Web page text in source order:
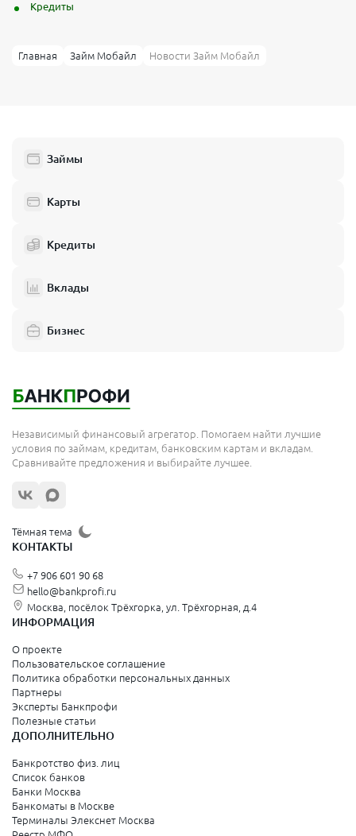
Кредиты
Главная Займ Мобайл Новости Займ Мобайл
Займы
Карты
Кредиты
Вклады
Бизнес
Независимый финансовый агрегатор. Помогаем найти лучшие
условия по займам, кредитам, банковским картам и вкладам.
Сравнивайте предложения и выбирайте лучшее.
Тёмная тема
КОНТАКТЫ
+7 906 601 90 68
hello@bankprofi.ru
Москва, посёлок Трёхгорка, ул. Трёхгорная, д.4
ИНФОРМАЦИЯ
О проекте
Пользовательское соглашение
Политика обработки персональных данных
Партнеры
Эксперты Банкпрофи
Полезные статьи
ДОПОЛНИТЕЛЬНО
Банкротство физ. лиц
Список банков
Банки Москва
Банкоматы в Москве
Терминалы Элекснет Москва